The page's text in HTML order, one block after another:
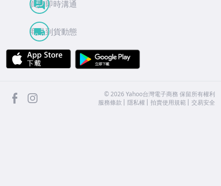
買賣即時溝通
商品到貨動態
APP Store
facebook ©2026 Yahoo台灣電子商務 保留所有權利
服務條款
隱私權 拍賣使用規範 交易安全